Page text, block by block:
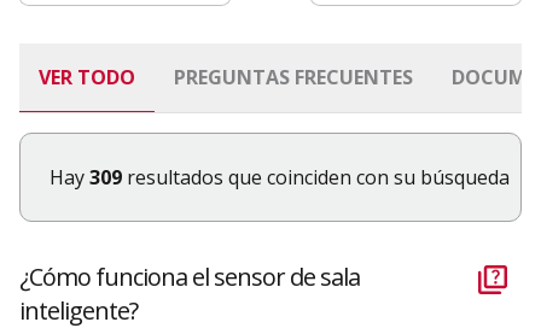
VER TODO PREGUNTAS FRECUENTES
Hay309 resultados que coinciden con su búsqueda
¿Cómo funciona el sensor de sala
inteligente?